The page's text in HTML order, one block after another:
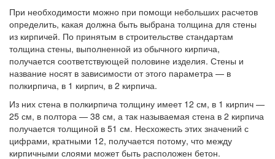
При необходимости можно при помощи небольших расчетов
определить, какая должна быть выбрана толщина для стены
из кирпичей. По принятым в строительстве стандартам
толщина стены, выполненной из обычного кирпича,
получается соответствующей половине изделия. Стены и
название носят в зависимости от этого параметра — в
полкирпича, в 1 кирпич, в 2 кирпича.
Из них стена в полкирпича толщину имеет 12 см, в 1 кирпич —
25 см, в полтора — 38 см, а так называемая стена в 2 кирпича
получается толщиной в 51 см. Несхожесть этих значений с
цифрами, кратными 12, получается потому, что между
кирпичными слоями может быть расположен бетон.